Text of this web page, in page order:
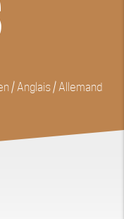
/ Anglais / Allemand